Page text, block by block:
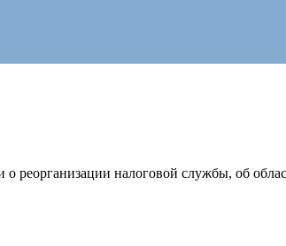
налоговой службы, об